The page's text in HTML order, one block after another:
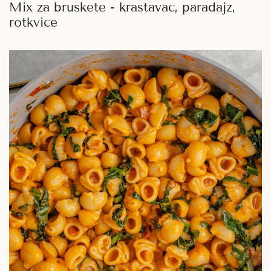
Mix za bruskete - krastavac, paradajz,
rotkvice
Mac&Cheese